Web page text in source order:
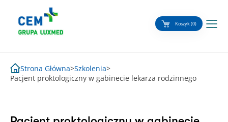
content
Koszyk (0)
Strona Główna>Szkolenia>
Pacjent proktologiczny w gabinecie lekarza rodzinnego